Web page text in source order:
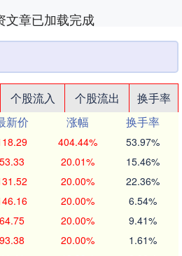
文章已加载完成
个股流入 个股流出
换手率
新价 涨幅
换手率
404.44% 53.97%
53.33 20.01% 15.46%
20.00% 22.36%
20.00% 6.54%
64.75 20.00% 9.41%
93.38 20.00% 1.61%